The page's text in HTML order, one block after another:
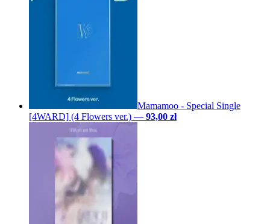
Mamamoo - Special Single
[4WARD] (4 Flowers ver.) — 93,00 zł